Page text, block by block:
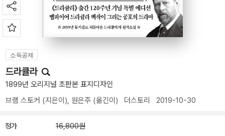
소득공제
드라큘라
1899년 오리지널 초판본 표지디자인
브램 스토커 (지은이), 원은주 (옮긴이) 더스토리 2019-10-30
정가 16,800원